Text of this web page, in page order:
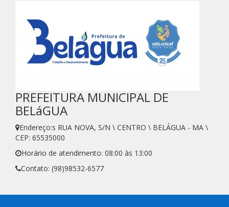
PREFEITURA MUNICIPAL DE
BELáGUA
Endereço:s RUA NOVA, S/N \ CENTRO \ BELÁGUA - MA \
CEP: 65535000
Horário de atendimento: 08:00 às 13:00
Contato: (98)98532-6577